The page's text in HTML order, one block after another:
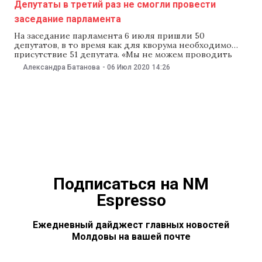
Депутаты в третий раз не смогли провести
заседание парламента
На заседание парламента 6 июля пришли 50
депутатов, в то время как для кворума необходимо
присутствие 51 депутата. «Мы не можем проводить
заседание с 50 депутатами. В среду будет заседание
постоянного бюро парламента. Надо решать, что
Александра Батанова - 06 Июл 2020 14:26
Подписаться на NM
Espresso
Ежедневный дайджест главных новостей
Молдовы на вашей почте